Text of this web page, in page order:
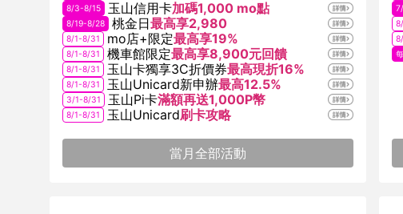
8/3-8/15 玉山信用卡加碼1,000 mo點
8/19-8/28 桃金日最高享2,980
8/1-8/31 mo店+限定最高享19%
8/1-8/31 機車館限定最高享8,900元回饋
8/1-8/31 玉山卡獨享3C折價券最高現折16%
8/1-8/31 玉山Unicard新申辦最高12.5%
3/1-8/31 玉山Pi卡滿額再送1,000P幣
8/1-8/31 玉山Unicard刷卡攻略
當月全部活動